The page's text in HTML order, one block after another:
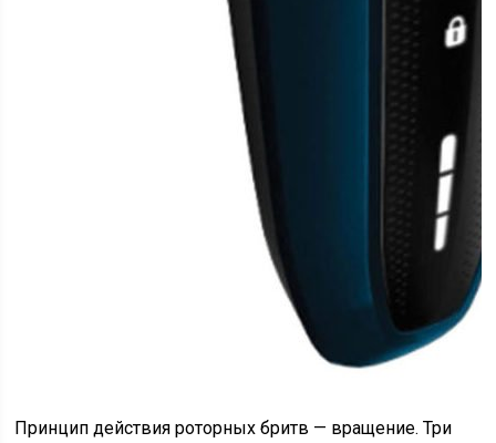
Принцип действия роторных бритв — вращение. Три